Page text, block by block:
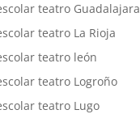
teatro Guadalajara
teatro La Rioja
teatro león
teatro Logroño
teatro Lugo